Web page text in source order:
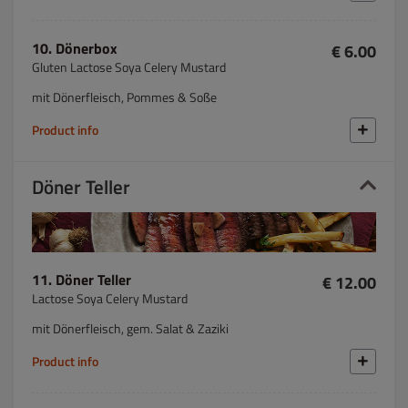
10. Dönerbox
Gluten Lactose Soya Celery Mustard
€ 6.00
mit Dönerfleisch, Pommes & Soße
Product info
Döner Teller
11. Döner Teller
Lactose Soya Celery Mustard
€ 12.00
mit Dönerfleisch, gem. Salat & Zaziki
Product info